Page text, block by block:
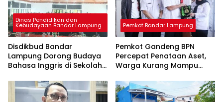
Dinas Pendidikan dan
Kebudayaan Bandar Lampung
Disdikbud Bandar
Lampung Dorong Budaya
Bahasa Inggris di Sekolah
Berprestasi
Pemkot Bandar Lampung
Pemkot Gandeng BPN
Percepat Penataan Aset,
Warga Kurang Mampu
Tanah